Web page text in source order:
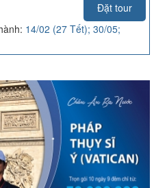
Đặt tour
14/02 (27 Tết); 30/05;